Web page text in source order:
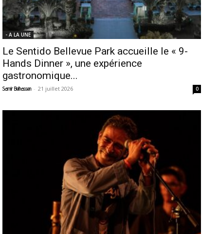
- A LA UNE
Le Sentido Bellevue Park accueille le « 9-
Hands Dinner », une expérience
gastronomique...
Samir Belhassen - 21 juillet 2026 0